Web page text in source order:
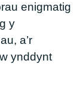
enigmatig
y
a’r
ynddynt